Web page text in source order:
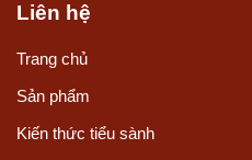
Liên hệ
Trang chủ
Sản phẩm
Kiến thức tiểu sành